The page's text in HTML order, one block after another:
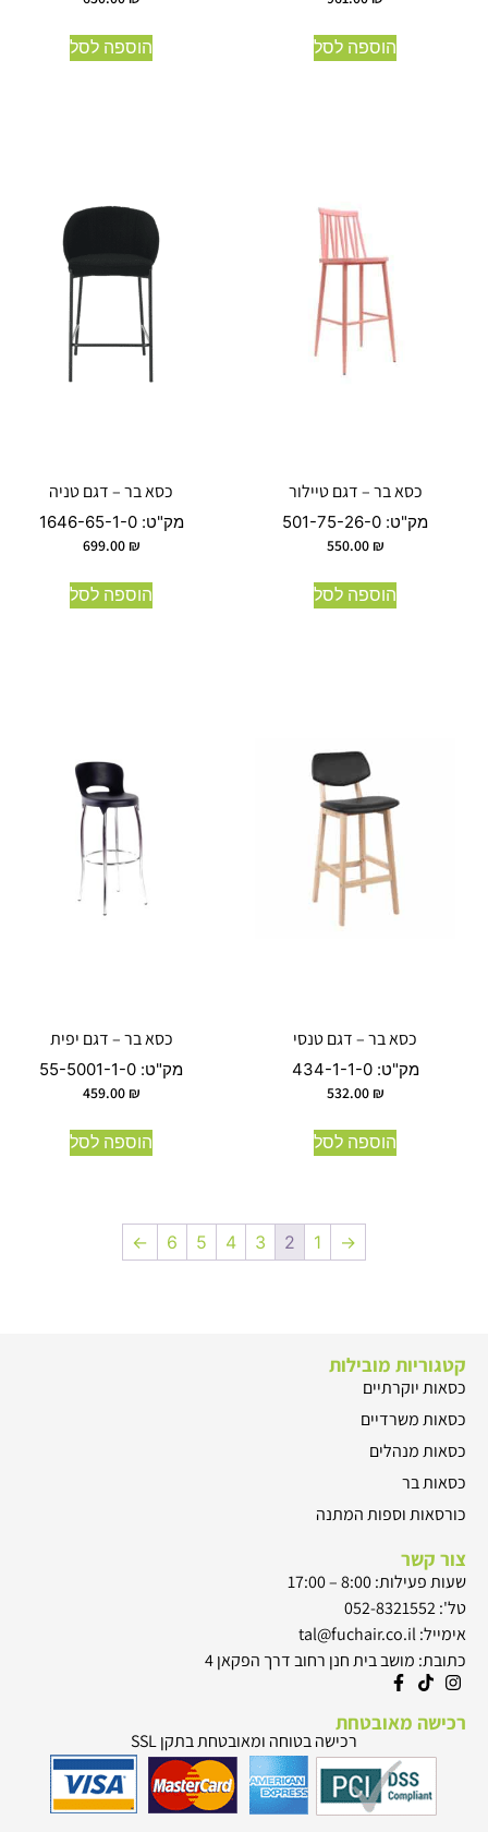
הוספה לסל הוספה לסל
כסא בר – דגם טיילור
מק"ט: 501-75-26-0
550.00₪
הוספה לסל
כסא בר – דגם טניה
מק"ט:1646-65-1-0
699.00₪
הוספה לסל
כסא בר – דגם טנסי
מק"ט:434-1-1-0
532.00₪
הוספה לסל
כסא בר – דגם יפית
מק"ט: 55-5001-1-0
459.00₪
הוספה לסל
→
1
2
3
4
5
6
←
קטגוריות מובילות
כסאות יוקרתיים
כסאות משרדיים
כסאות מנהלים
כסאות בר
כורסאות וספות המתנה
צור קשר
שעות פעילות: 8:00 – 17:00
טל': 052-8321552
אימייל: tal@fuchair.co.il
כתובת: מושב בית חנן רחוב דרך הפקאן 4
רכישה מאובטחת
רכישה בטוחה ומאובטחת בתקן SSL